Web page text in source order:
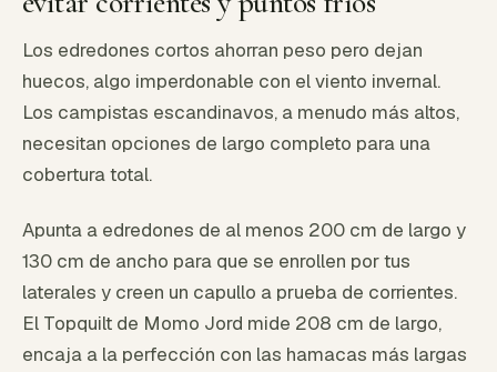
Los edredones cortos ahorran peso pero dejan
huecos, algo imperdonable con el viento invernal.
Los campistas escandinavos, a menudo más altos,
necesitan opciones de largo completo para una
cobertura total.
Apunta a edredones de al menos 200 cm de largo y
130 cm de ancho para que se enrollen por tus
laterales y creen un capullo a prueba de corrientes.
El Topquilt de Momo Jord mide 208 cm de largo,
encaja a la perfección con las hamacas más largas